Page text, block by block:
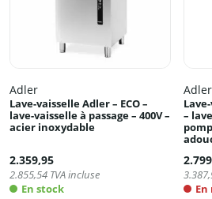
Adler
Lave-vaisselle Adler – ECO –
lave-vaisselle à passage – 400V –
acier inoxydable
2.359,95
2.855,54 TVA incluse
En stock
Adler
–